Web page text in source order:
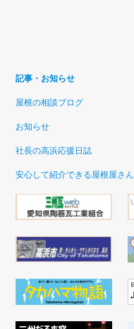
記事・お知らせ
屋根の相談ブログ
お知らせ
社長の高浜応援日誌
安心して紹介できる屋根屋さん